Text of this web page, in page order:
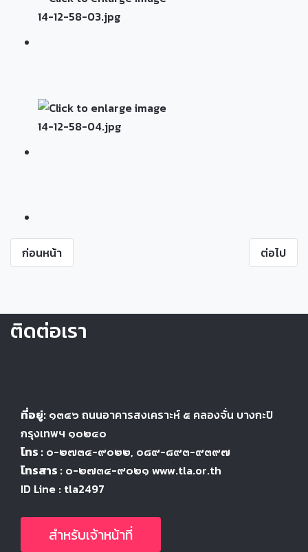
ก่อนหน้า ต่อไป
ติดต่อเรา
ที่อยู่: ๑๓๔๖ ถนนอาคารสงเคราะห์ ๕ คลองจั่น บางกะปิ
กรุงเทพฯ ๑๐๒๔๐
โทร : ๐-๒๗๓๔-๙๐๒๒, ๐๘๙-๘๙๓-๙๓๙๗
โทรสาร : ๐-๒๗๓๔-๙๐๒๑ www.tla.or.th
ID Line : tla2497
สำหรับเจ้าหน้าที่